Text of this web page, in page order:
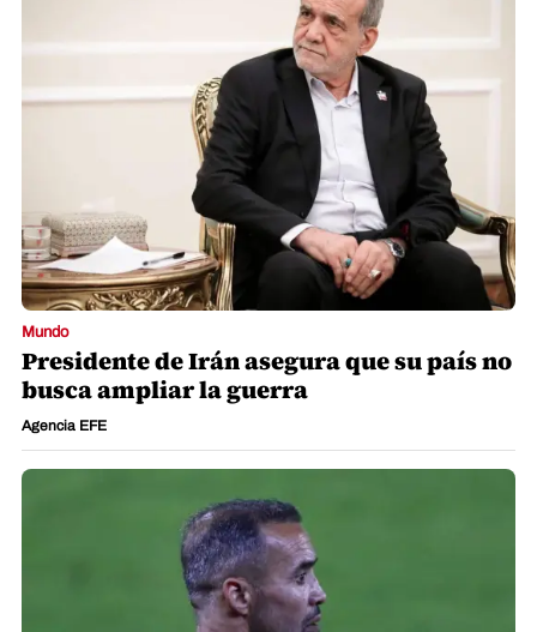
Mundo
Presidente de Irán asegura que su país no
busca ampliar la guerra
Agencia EFE